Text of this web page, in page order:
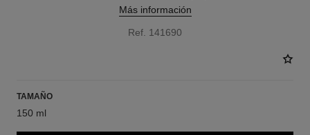
Más información
Ref. 141690
TAMAÑO
150 ml